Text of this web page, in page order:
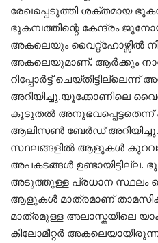
രേഖപ്പെടുത്തി ശക്തമായ
ഭൂകമ്പത്തിന്റെ കേന്ദ്രം
അകലെയും വൈറ്റ്ഹോഴ്സിൽ
അകലെയുമാണ്. ആർക്കും
റിപ്പോർട്ട്
അറിയിച്ചു.യൂക്കോണിലെ
കൂടുതൽ അനുഭവപ്പെട്ടതെന്ന്
ആലിസൺ ബേർഡ് അറിയിച്ചു.
സ്ഥലങ്ങളിൽ ആളുകൾ
അപകടങ്ങൾ ഉണ്ടായിട്ടില്ല.
അടുത്തുള്ള പ്രധാന സ്ഥലം
ആളുകൾ മാത്രമാണ്
മാത്രമുള്ള അലാസ്കയിലെ
കിലോമീറ്റർ